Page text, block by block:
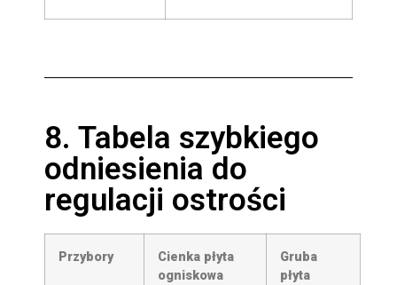
8. Tabela szybkiego
odniesienia do
regulacji ostrości
Przybory
Cienka płyta
ogniskowa
Gruba
płyta